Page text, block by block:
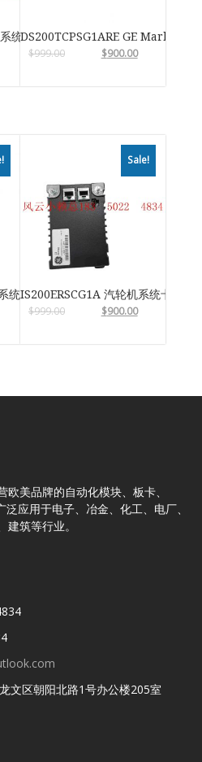
统DS200TCPSG1ARE GE Mark VIe
$999.00 $900.00
统卡件
Sale!
IS200ERSCG1A 汽轮机系统卡件
$999.00 $900.00
美品牌的自动化模块、板卡、
应用于电子、冶金、化工、电厂、
筑等行业。
文区朝阳北路1号办公楼205室